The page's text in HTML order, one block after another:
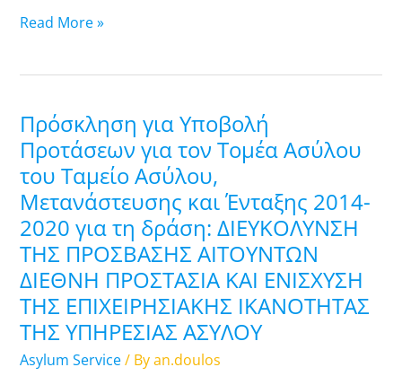
δράση:
ΚΑΙ
Read More »
Πρόσκληση για Υποβολή
Προτάσεων για τον Τομέα Ασύλου
του Ταμείο Ασύλου,
Μετανάστευσης και Ένταξης 2014-
2020 για τη δράση: ΔΙΕΥΚΟΛΥΝΣΗ
ΤΗΣ ΠΡΟΣΒΑΣΗΣ ΑΙΤΟΥΝΤΩΝ
ΔΙΕΘΝΗ ΠΡΟΣΤΑΣΙΑ ΚΑΙ ΕΝΙΣΧΥΣΗ
ΤΗΣ ΕΠΙΧΕΙΡΗΣΙΑΚΗΣ ΙΚΑΝΟΤΗΤΑΣ
ΤΗΣ ΥΠΗΡΕΣΙΑΣ ΑΣΥΛΟΥ
Asylum Service/ Byan.doulos
Πρόσκληση
για
Υποβολή
Προτάσεων
για
τον
Τομέα
Ασύλου
του
Ταμείο
Ασύλου,